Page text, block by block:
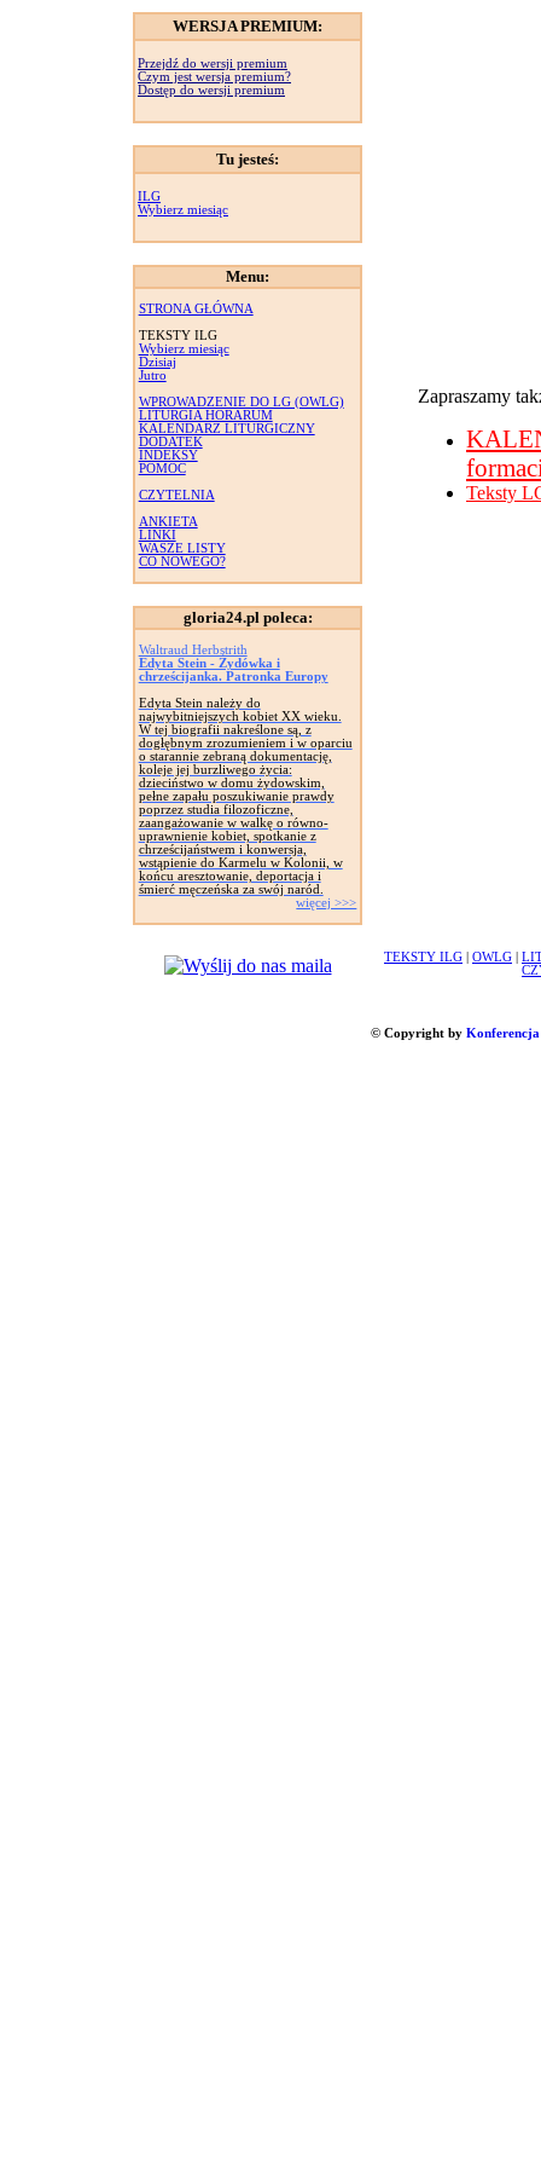
WERSJA PREMIUM:
Przejdź do wersji premium
Czym jest wersja premium?
Dostęp do wersji premium
Tu jesteś:
ILG
Wybierz miesiąc
Menu:
STRONA GŁÓWNA
TEKSTY ILG
Wybierz miesiąc
Dzisiaj
Jutro
WPROWADZENIE DO LG (OWLG)
LITURGIA HORARUM
KALENDARZ LITURGICZNY
DODATEK
INDEKSY
POMOC
CZYTELNIA
ANKIETA
LINKI
WASZE LISTY
CO NOWEGO?
gloria24.pl poleca:
Waltraud Herbstrith
Edyta Stein - Żydówka i
chrześcijanka. Patronka Europy
Edyta Stein należy do
najwybitniejszych kobiet XX wieku.
W tej biografii nakreślone są, z
dogłębnym zrozumieniem i w oparciu
o starannie zebraną dokumentację,
koleje jej burzliwego życia:
dzieciństwo w domu żydowskim,
pełne zapału poszukiwanie prawdy
poprzez studia filozoficzne,
zaangażowanie w walkę o równo-
uprawnienie kobiet, spotkanie z
chrześcijaństwem i konwersja,
wstąpienie do Karmelu w Kolonii, w
końcu aresztowanie, deportacja i
śmierć męczeńska za swój naród.
więcej >>>
Zapraszamy
Teksty
TEKSTY ILG OWLG
© Copyright by Konferencja